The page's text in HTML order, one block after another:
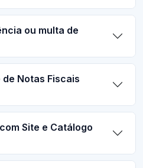
ou multa de
de Notas Fiscais
Site e Catálogo